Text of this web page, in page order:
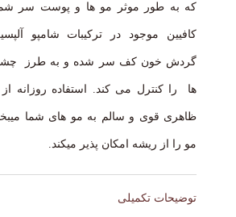
که به طور موثر مو ها و پوست سر شما
کافیین موجود در ترکیبات شامپو
گردش خون کف سر شده و به طرز
ظاهری قوی و سالم به مو های شما
مو را از ریشه امکان پذیر میکند.
توضیحات تکمیلی